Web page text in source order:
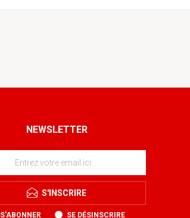
NEWSLETTER
S'INSCRIRE
S'ABONNER SE DÉSINSCRIRE